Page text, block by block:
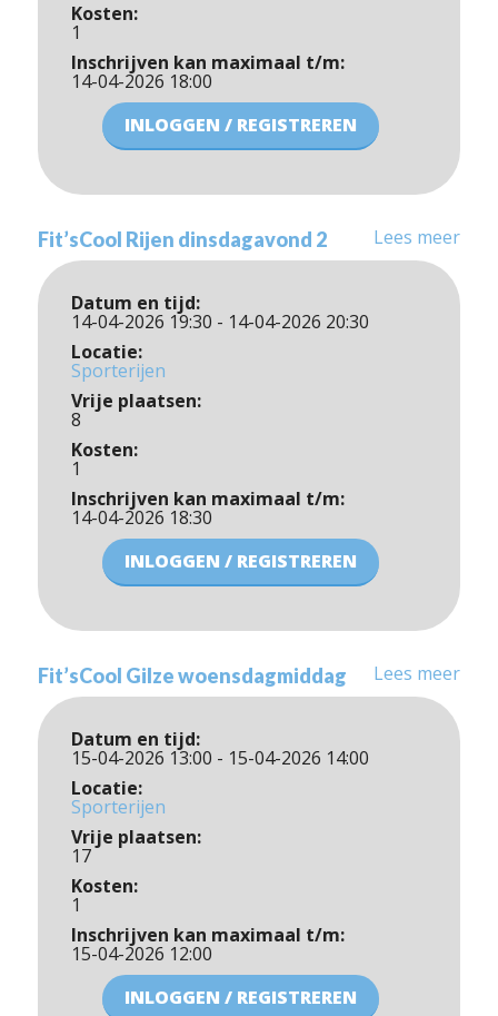
Kosten:
1
Inschrijven kan maximaal t/m:
14-04-2026 18:00
INLOGGEN / REGISTREREN
Fit’sCool Rijen dinsdagavond 2 Lees meer
Datum en tijd:
14-04-2026 19:30 - 14-04-2026 20:30
Locatie:
Sporterijen
Vrije plaatsen:
8
Kosten:
1
Inschrijven kan maximaal t/m:
14-04-2026 18:30
INLOGGEN / REGISTREREN
Fit’sCool Gilze woensdagmiddag Lees meer
Datum en tijd:
15-04-2026 13:00 - 15-04-2026 14:00
Locatie:
Sporterijen
Vrije plaatsen:
17
Kosten:
1
Inschrijven kan maximaal t/m:
15-04-2026 12:00
INLOGGEN / REGISTREREN